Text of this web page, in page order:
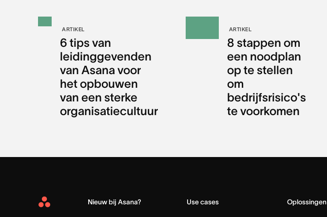
ARTIKEL
6 tips van
leidinggevenden
van Asana voor
het opbouwen
van een sterke
organisatiecultuur
ARTIKEL
8 stappen om
een noodplan
op te stellen
om
bedrijfsrisico's
te voorkomen
Asana
Nieuw bij Asana? Use cases Oplossingen